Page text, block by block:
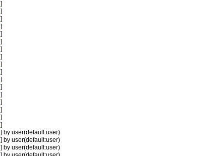
]
]
]
]
]
]
]
]
]
]
]
]
]
]
]
]
]
] by user(default:user)
] by user(default:user)
] by user(default:user)